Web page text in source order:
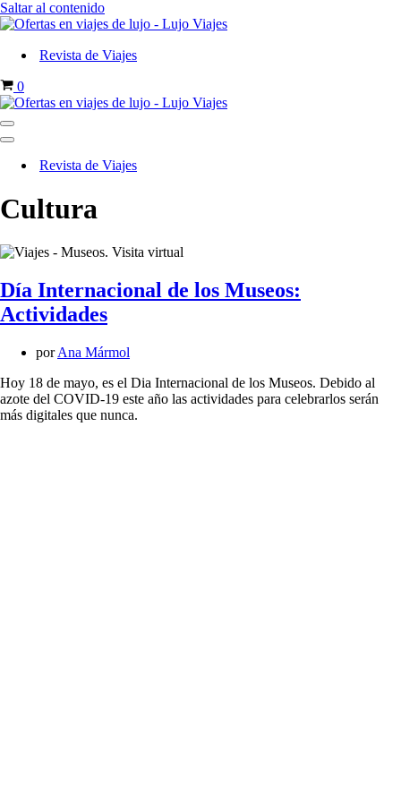
Saltar al contenido
Revista de Viajes
Carrito
0
Menú
de
navegación
Menú
Revista de Viajes
Cultura
Día Internacional de los Museos:
Actividades
porAna Mármol
Hoy 18 de mayo, es el Dia Internacional de los Museos. Debido al
azote del COVID-19 este año las actividades para celebrarlos serán
más digitales que nunca.